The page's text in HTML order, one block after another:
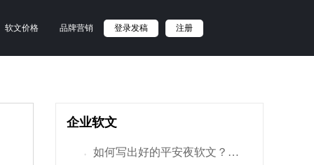
软文价格 品牌营销 登录发稿 注册
企业软文
+ 如何写出好的平安夜软文？学会这几点，文章更出彩！